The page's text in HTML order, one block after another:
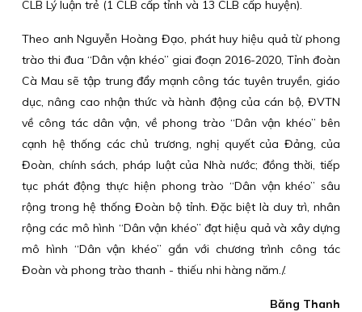
CLB Lý luận trẻ (1 CLB cấp tỉnh và 13 CLB cấp huyện).
Theo anh Nguyễn Hoàng Đạo, phát huy hiệu quả từ phong
trào thi đua “Dân vận khéo” giai đoạn 2016-2020, Tỉnh đoàn
Cà Mau sẽ tập trung đẩy mạnh công tác tuyên truyền, giáo
dục, nâng cao nhận thức và hành động của cán bộ, ĐVTN
về công tác dân vận, về phong trào “Dân vận khéo” bên
cạnh hệ thống các chủ trương, nghị quyết của Đảng, của
Đoàn, chính sách, pháp luật của Nhà nước; đồng thời, tiếp
tục phát động thực hiện phong trào “Dân vận khéo” sâu
rộng trong hệ thống Đoàn bộ tỉnh. Đặc biệt là duy trì, nhân
rộng các mô hình “Dân vận khéo” đạt hiệu quả và xây dựng
mô hình “Dân vận khéo” gắn với chương trình công tác
Đoàn và phong trào thanh - thiếu nhi hàng năm./.
Băng Thanh